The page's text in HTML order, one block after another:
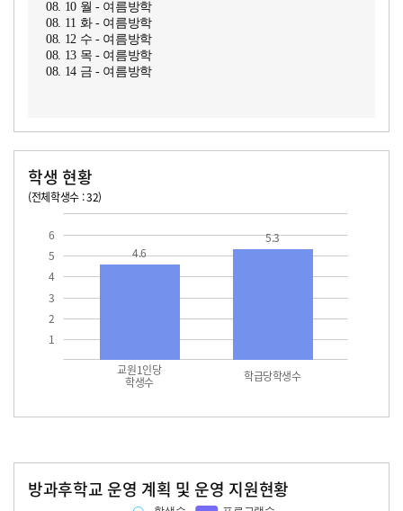
08. 10 월 - 여름방학
08. 11 화 - 여름방학
08. 12 수 - 여름방학
08. 13 목 - 여름방학
08. 14 금 - 여름방학
학생 현황
(전체학생수 : 32)
1
2
3
4
5
6
교원1인당
학생수 학급당학생수
4.6
5.3
방과후학교 운영 계획 및 운영 지원현황